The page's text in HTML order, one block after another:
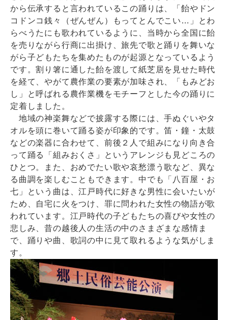
から伝承すると言われているこの踊りは、「飴やドン
コドンコ銭々（ぜんぜん）もってとんでこい…」とわ
らべうたにも歌われているように、当時から全国に飴
を売りながら行商に出掛け、旅先で歌と踊りを舞いな
がら子どもたちを集めたものが起源となっているよう
です。割り箸に通した飴を渡して紙芝居を見せた時代
を経て、やがて農作業の要素が加味され、「もみどお
し」と呼ばれる農作業機をモチーフとした今の踊りに
定着しました。
地域の神楽舞などで披露する際には、手ぬぐいやタ
オルを頭に巻いて踊る姿が印象的です。笛・鐘・太鼓
などの楽器に合わせて、前後２人で組みになり向き合
って踊る「組みおくさ」というアレンジも見どころの
ひとつ。また、おめでたい歌や哀愁漂う歌など、異な
る曲調を楽しむこともできます。中でも「八百屋・お
七」という曲は、江戸時代に好きな男性に会いたいが
ため、自宅に火をつけ、罪に問われた女性の物語が歌
われています。江戸時代の子どもたちの喜びや女性の
悲しみ、昔の越後人の生活の中のさまざまな感情ま
で、踊りや曲、歌詞の中に見て取れるような気がしま
す。